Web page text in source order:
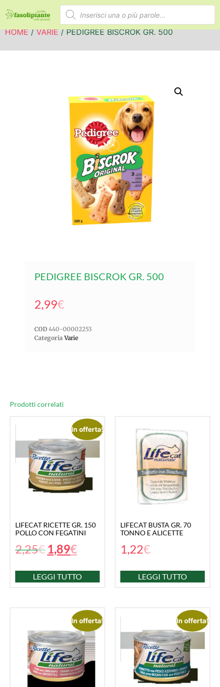
HOME/VARIE/ PEDIGREE BISCROK GR. 500
PEDIGREE BISCROK GR. 500
2,99€
COD 440-00002253
Categoria Varie
Prodotti correlati
In offerta!
LIFECAT RICETTE GR. 150
POLLO CON FEGATINI
2,25€ 1,89€
LEGGI TUTTO
LIFECAT BUSTA GR. 70
TONNO E ALICETTE
1,22€
LEGGI TUTTO
In offerta! In offerta!